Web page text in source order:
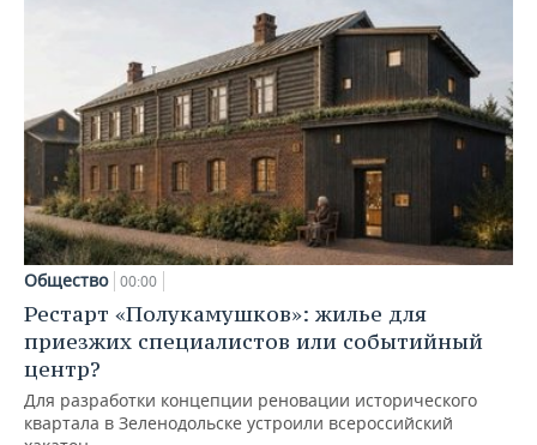
Общество 00:00
Рестарт «Полукамушков»: жилье для
приезжих специалистов или событийный
центр?
Для разработки концепции реновации исторического
квартала в Зеленодольске устроили всероссийский